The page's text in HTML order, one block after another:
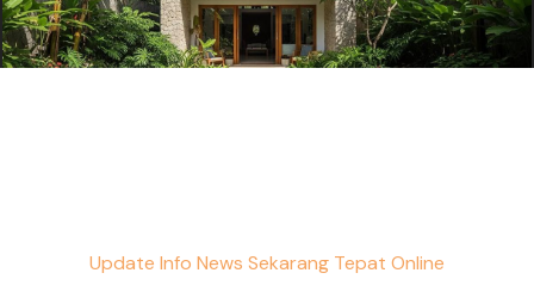
Update Info News Sekarang Tepat Online